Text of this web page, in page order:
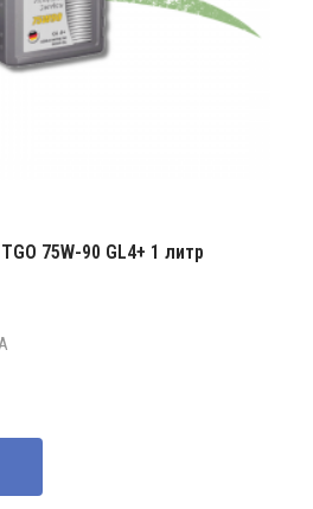
75W-90 GL4+ 1 литр